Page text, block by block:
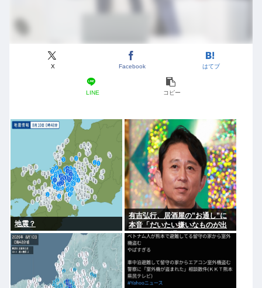
X Facebook はてブ
LINE コピー
地震？
有吉弘行、居酒屋の”お通し”に
本音「だいたい嫌いなものが出
てくる」「お通しカットしても
らえますかって言ったことあ
る」